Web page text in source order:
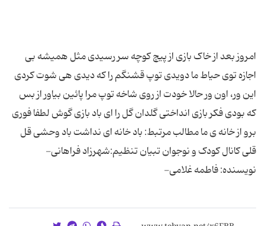
امروز بعد از خاک بازی از پیچ کوچه سر رسیدی مثل همیشه بی
اجازه توی حیاط ما دویدی توپ قشنگم را که دیدی هی شوت کردی
این ور، اون ور حالا خودت از روی شاخه توپ مرا پائین بیاور از بس
که بودی فکر بازی انداختی گلدان گل را ای باد بازی گوش لطفا فوری
برو از خانه ی ما مطالب مرتبط: باد خانه ای نداشت باد وحشی قل
قلی کانال کودک و نوجوان تبیان تنظیم:شهرزاد فراهانی-
نویسنده: فاطمه غلامی-